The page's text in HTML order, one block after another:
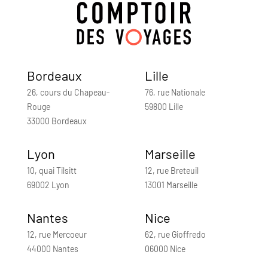
Bordeaux
26, cours du Chapeau-
Rouge
33000 Bordeaux
Lille
76, rue Nationale
59800 Lille
Lyon
10, quai Tilsitt
69002 Lyon
Marseille
12, rue Breteuil
13001 Marseille
Nantes
12, rue Mercoeur
44000 Nantes
Nice
62, rue Gioffredo
06000 Nice